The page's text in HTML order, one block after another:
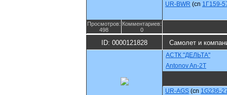
UR-BWR (cn 1Г159-
Просмотров:
498
Комментариев:
0
ID: 0000121828 Самолет и
АСТК "ДЕЛЬТА"
Antonov An-2T
UR-AGS (cn 1G236-